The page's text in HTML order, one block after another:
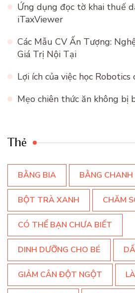
Ứng dụng đọc tờ khai thuế
iTaxViewer
Các Mẫu CV Ấn Tượng:
Giá Trị Nội Tại
Lợi ích của việc học Robotics
Mẹo chiên thức ăn không bị
Thẻ
BẰNG BIA BẰNG CHANH
BỘT TRÀ XANH CHĂM
CÓ THỂ BẠN CHƯA BIẾT
DINH DƯỠNG CHO BÉ
GIẢM CÂN ĐỘT NGỘT